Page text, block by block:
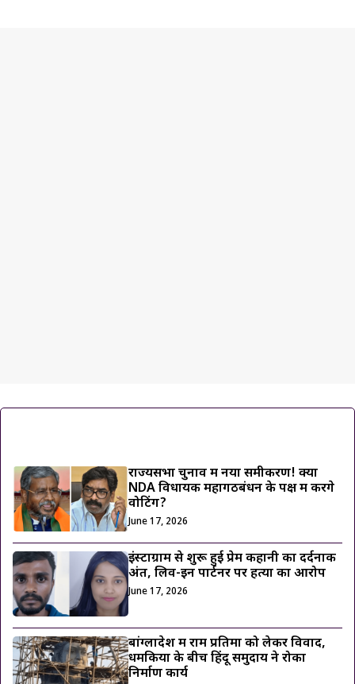
राज्यसभा चुनाव में नया समीकरण! क्या
NDA विधायक महागठबंधन के पक्ष में करेंगे
वोटिंग?
June 17, 2026
इंस्टाग्राम से शुरू हुई प्रेम कहानी का दर्दनाक
अंत, लिव-इन पार्टनर पर हत्या का आरोप
June 17, 2026
बांग्लादेश में राम प्रतिमा को लेकर विवाद,
धमकियों के बीच हिंदू समुदाय ने रोका
निर्माण कार्य